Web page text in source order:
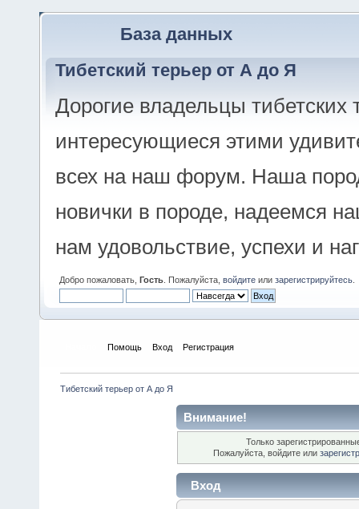
База данных
Тибетский терьер от А до Я
Дорогие владельцы
интересующиеся этими
всех на наш форум. Наша
новички в породе, надеемся
нам удовольствие, успехи и
Добро пожаловать, Гость . Пожалуйста, войдите или зарегистрируйтесь
Помощь Вход Регистрация
Тибетский терьер от А до Я
Внимание!
Только
Пожалуйста, войдите или
Вход